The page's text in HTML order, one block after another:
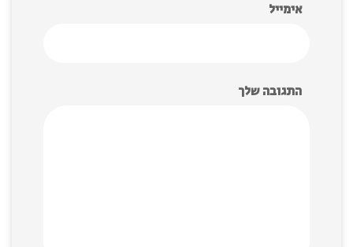
אימייל
התגובה שלך